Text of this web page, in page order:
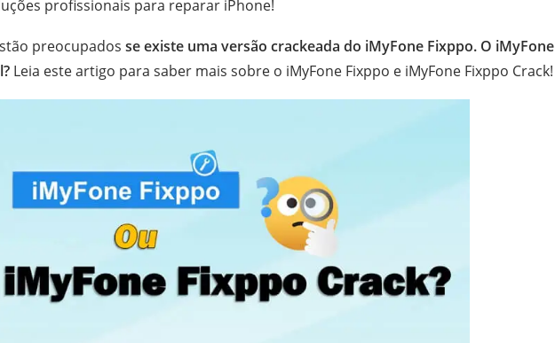
profissionais para reparar iPhone!
preocupados se existe uma versão crackeada do iMyFone Fixppo. O iMyFone
Leia este artigo para saber mais sobre o iMyFone Fixppo e iMyFone Fixppo Crack!